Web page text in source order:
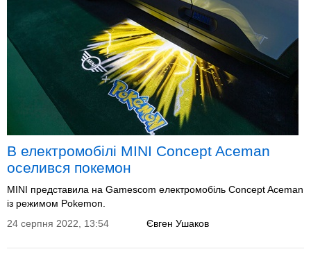
В електромобілі MINI Concept Aceman
оселився покемон
MINI представила на Gamescom електромобіль Concept Aceman
із режимом Pokemon.
Євген Ушаков
24 серпня 2022, 13:54